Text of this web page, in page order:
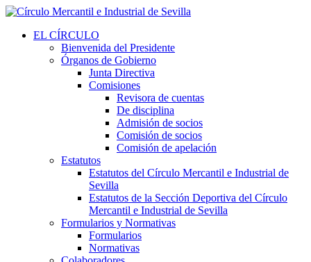
EL CÍRCULO
Bienvenida del Presidente
Órganos de Gobierno
Junta Directiva
Comisiones
Revisora de cuentas
De disciplina
Admisión de socios
Comisión de socios
Comisión de apelación
Estatutos
Estatutos del Círculo Mercantil e Industrial de
Sevilla
Estatutos de la Sección Deportiva del Círculo
Mercantil e Industrial de Sevilla
Formularios y Normativas
Formularios
Normativas